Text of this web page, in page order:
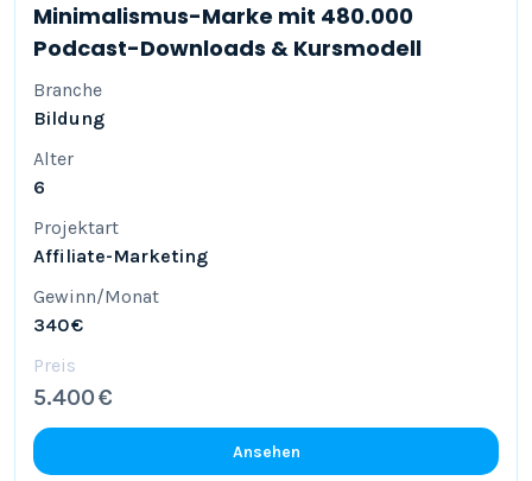
Minimalismus-Marke mit 480.000
Podcast-Downloads & Kursmodell
Branche
Bildung
Alter
6
Projektart
Affiliate-Marketing
Gewinn/Monat
340 €
Preis
5.400 €
Ansehen